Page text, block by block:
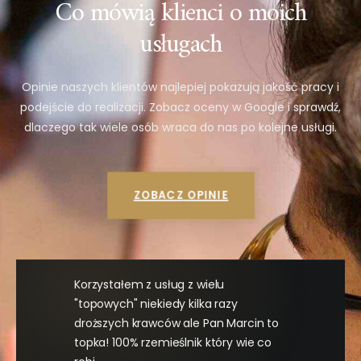
Co mówią klienci o moich
usługach
Opinie naszych klientów najlepiej pokazują jakość pracy i
podejście do realizacji. Zobacz oceny w Google i sprawdź,
dlaczego tak wiele osób wraca do nas po kolejne usługi.
ZOBACZ OPINIE
Korzystałem z usług z wielu
"topowych" niekiedy kilka razy
droższych krawców ale Pan Marcin to
topka! 100% rzemieślnik który wie co